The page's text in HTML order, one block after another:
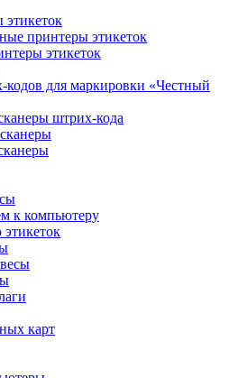
принтеры этикеток
этикеток
для маркировки «Честный
штрих-кода
к компьютеру
карт